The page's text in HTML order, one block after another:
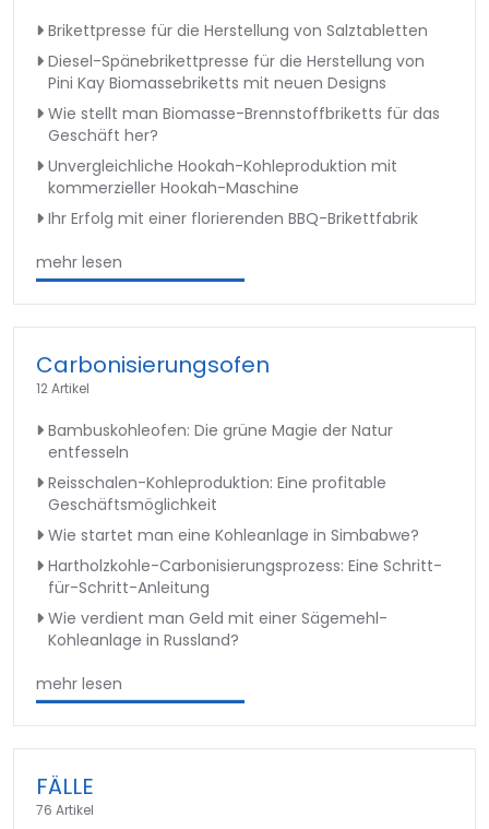
Brikettpresse für die Herstellung von Salztabletten
Diesel-Spänebrikettpresse für die Herstellung von
Pini Kay Biomassebriketts mit neuen Designs
Wie stellt man Biomasse-Brennstoffbriketts für das
Geschäft her?
Unvergleichliche Hookah-Kohleproduktion mit
kommerzieller Hookah-Maschine
Ihr Erfolg mit einer florierenden BBQ-Brikettfabrik
mehr lesen
Carbonisierungsofen
12 Artikel
Bambuskohleofen: Die grüne Magie der Natur
entfesseln
Reisschalen-Kohleproduktion: Eine profitable
Geschäftsmöglichkeit
Wie startet man eine Kohleanlage in Simbabwe?
Hartholzkohle-Carbonisierungsprozess: Eine Schritt-
für-Schritt-Anleitung
Wie verdient man Geld mit einer Sägemehl-
Kohleanlage in Russland?
mehr lesen
FÄLLE
76 Artikel